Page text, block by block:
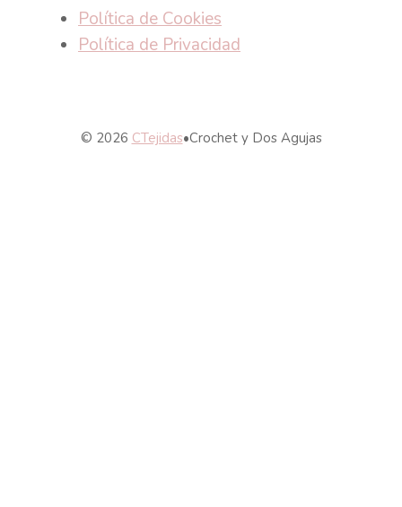
Política de Cookies
Política de Privacidad
© 2026 CTejidas•Crochet y Dos Agujas